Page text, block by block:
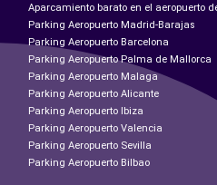
Aparcamiento barato en el aeropuerto
Parking Aeropuerto Madrid-Barajas
Parking Aeropuerto Barcelona
Parking Aeropuerto Palma de Mallorca
Parking Aeropuerto Malaga
Parking Aeropuerto Alicante
Parking Aeropuerto Ibiza
Parking Aeropuerto Valencia
Parking Aeropuerto Sevilla
Parking Aeropuerto Bilbao